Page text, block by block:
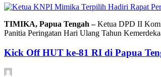
TIMIKA, Papua Tengah –Ketua DPD II
Panitia Peringatan Hari Ulang Tahun
Kick Off HUT ke-81 RI di Papua